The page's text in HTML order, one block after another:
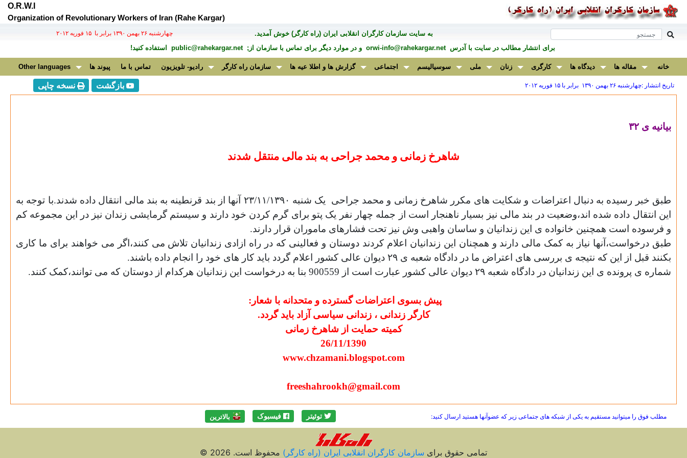
O.R.W.I
Organization of Revolutionary Workers of Iran (Rahe Kargar)
به سايت سازمان کارگران انقلابی ايران (راه کارگر) خوش آمديد. چهارشنبه ۲۶ بهمن ۱۳۹۰ برابر با ۱۵ فوريه ۲۰۱۲
برای انتشار مطالب در سايت با آدرسorwi-info@rahekargar.net و در موارد ديگر برای تماس با سازمان از;public@rahekargar.net استفاده کنید!
خانه مقاله ها دیدگاه ها کارگری زنان ملی سوسیالیسم اجتماعی گزارش ها و اطلا عیه ها سازمان راه کارگر رادیو- تلویزیون تماس با ما پیوند ها Other languages
تاریخ انتشار :چهارشنبه ۲۶ بهمن ۱۳۹۰ برابر با ۱۵ فوريه ۲۰۱۲ بازگشت نسخه چاپی
بیانیه ی ۳۲
شاهرخ زمانی و محمد جراحی به بند مالی منتقل شدند
طبق خبر رسیده به دنبال اعتراضات و شکایت های مکرر شاهرخ زمانی و محمد جراحی یک شنبه ۲۳/۱۱/۱۳۹۰
آنها از بند قرنطینه به بند مالی انتقال داده شدند.با توجه به
این انتقال داده شده اند،وضعیت در بند مالی نیز بسیار ناهنجار است از جمله چهار نفر یک پتو برای گرم کردن خود دارند و سیستم گرمایشی زندان نیز در این مجموعه کم
و فرسوده است همچنین خانواده ی این زندانیان و ساسان واهبی وش نیز تحت فشارهای ماموران قرار دارند.
طبق درخواست،آنها نیاز به کمک مالی دارند و همچنان این زندانیان اعلام کردند دوستان و فعالینی که در راه ازادی زندانیان تلاش می کنند،اگر می خواهند برای ما کاری
بکنند قبل از این که نتیجه ی بررسی های اعتراض ما در دادگاه شعبه ی ۲۹ دیوان عالی کشور اعلام گردد باید کار های خود را انجام داده باشند.
شماره ی پرونده ی این زندانیان در دادگاه شعبه ۲۹ دیوان عالی کشور عبارت است از 900559 بنا به درخواست این زندانیان هرکدام از دوستان که می توانند،کمک کنند .
پیش بسوی اعتراضات گسترده و متحدانه با شعار :
کارگر زندانی ، زندانی سیاسی آزاد باید گردد.
کمیته حمایت از شاهرخ زمانی
26/11/1390
www.chzamani.blogspot.com
freeshahrookh@gmail.com
مطلب فوق را میتوانید مستقیم به یکی از شبکه های جتماعی زیر که عضوآنها هستید ارسال کنید: توئیتر فیسبوک بالاترين
تمامی حقوق برای سازمان کارگران انقلابی ايران (راه کارگر) محفوظ است. 2026 ©